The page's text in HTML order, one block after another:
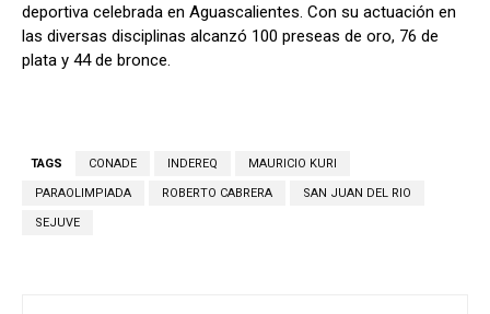
deportiva celebrada en Aguascalientes. Con su actuación en
las diversas disciplinas alcanzó 100 preseas de oro, 76 de
plata y 44 de bronce.
TAGS CONADE INDEREQ MAURICIO KURI
PARAOLIMPIADA ROBERTO CABRERA SAN JUAN DEL RIO
SEJUVE